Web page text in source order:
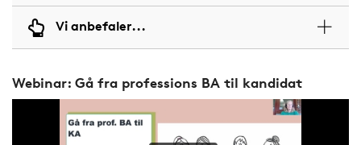
Vi anbefaler...
Webinar: Gå fra professions BA til kandidat